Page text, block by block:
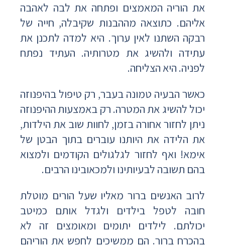
את הוריה המאמצים ופתחה את לבה לאהבה
אליהם. כתוצאה מההבנות שקיבלה, חייה של
רבקה השתנו לאין ערוך. היא למדה לתכנן את
עתידה ולהשיג את מטרותיה. העתיד נפתח
לפניה. היא הצליחה.
כאשר הבעיה טמונה בעבר, רק טיפול בהיפנוזה
יכול להשיג את המטרה. רק באמצעות ההיפנוזה
ניתן לחזור אחורה בזמן, לחוות שוב את הילדות,
את הלידה את היותנו עוברים בתוך הבטן של
אימא! ואף לחזור לגלגולים הקודמים ולמצוא
בהם תשובה לבעיותינו ולמכאובינו הרבים.
לרוב האנשים ברור מאליו שעל הורים מוטלת
חובה לטפל בילדים ולגדל אותם כמיטב
יכולתם. לילדים יתומים ומאומצים זה לא
בהכרח ברור. הם ממשיכים לחפש את הוריהם